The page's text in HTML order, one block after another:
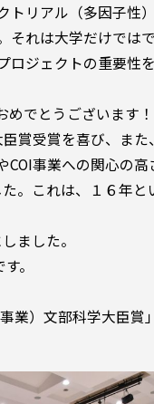
トリアル（多因子性
それは大学だけでは
ロジェクトの重要性
めでとうございます
賞受賞を喜び、また
事業への関心の
。これは、１６年と
ました。
。
業）文部科学大臣賞